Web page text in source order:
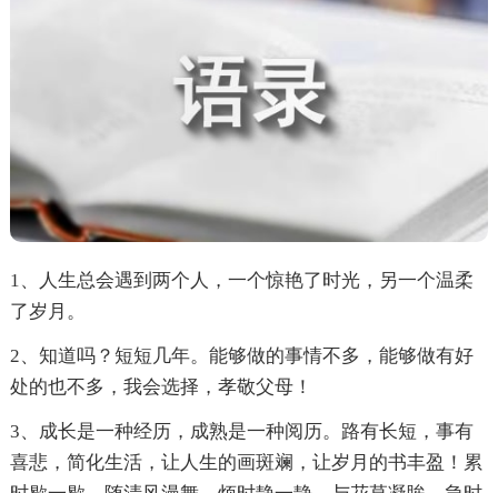
1、人生总会遇到两个人，一个惊艳了时光，另一个温柔
了岁月。
2、知道吗？短短几年。能够做的事情不多，能够做有好
处的也不多，我会选择，孝敬父母！
3、成长是一种经历，成熟是一种阅历。路有长短，事有
喜悲，简化生活，让人生的画斑斓，让岁月的书丰盈！累